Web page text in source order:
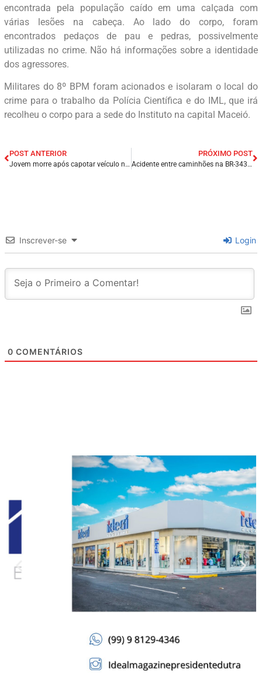
encontrada pela população caído em uma calçada com
várias lesões na cabeça. Ao lado do corpo, foram
encontrados pedaços de pau e pedras, possivelmente
utilizadas no crime. Não há informações sobre a identidade
dos agressores.
Militares do 8º BPM foram acionados e isolaram o local do
crime para o trabalho da Polícia Científica e do IML, que irá
recolheu o corpo para a sede do Instituto na capital Maceió.
POST ANTERIOR
Jovem morre após capotar veículo na BR-135, em Peritoró/MA.
PRÓXIMO POST
Acidente entre caminhões na BR-343 deixa motorista ferido em Campo Maior/PI.
Inscrever-se Login
0 COMENTÁRIOS